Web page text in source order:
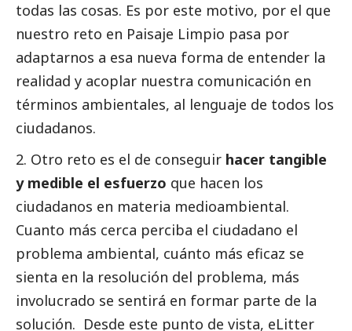
todas las cosas. Es por este motivo, por el que
nuestro reto en Paisaje Limpio pasa por
adaptarnos a esa nueva forma de entender la
realidad y acoplar nuestra comunicación en
términos ambientales, al lenguaje de todos los
ciudadanos.
Otro reto es el de conseguir hacer tangible
y medible el esfuerzo que hacen los
ciudadanos en materia medioambiental.
Cuanto más cerca perciba el ciudadano el
problema ambiental, cuánto más eficaz se
sienta en la resolución del problema, más
involucrado se sentirá en formar parte de la
solución. Desde este punto de vista, eLitter